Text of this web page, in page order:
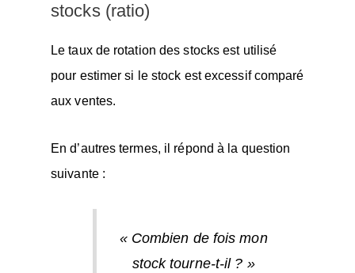
stocks (ratio)
Le taux de rotation des stocks est utilisé
pour estimer si le stock est excessif comparé
aux ventes.
En d’autres termes, il répond à la question
suivante :
« Combien de fois mon
stock tourne-t-il ? »